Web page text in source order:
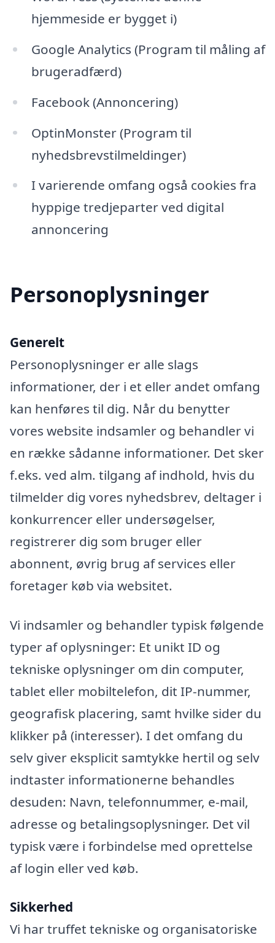
hjemmeside er bygget i)
Google Analytics (Program til måling af
brugeradfærd)
Facebook (Annoncering)
OptinMonster (Program til
nyhedsbrevstilmeldinger)
I varierende omfang også cookies fra
hyppige tredjeparter ved digital
annoncering
Personoplysninger
Generelt
Personoplysninger er alle slags
informationer, der i et eller andet omfang
kan henføres til dig. Når du benytter
vores website indsamler og behandler vi
en række sådanne informationer. Det sker
f.eks. ved alm. tilgang af indhold, hvis du
tilmelder dig vores nyhedsbrev, deltager i
konkurrencer eller undersøgelser,
registrerer dig som bruger eller
abonnent, øvrig brug af services eller
foretager køb via websitet.
Vi indsamler og behandler typisk følgende
typer af oplysninger: Et unikt ID og
tekniske oplysninger om din computer,
tablet eller mobiltelefon, dit IP-nummer,
geografisk placering, samt hvilke sider du
klikker på (interesser). I det omfang du
selv giver eksplicit samtykke hertil og selv
indtaster informationerne behandles
desuden: Navn, telefonnummer, e-mail,
adresse og betalingsoplysninger. Det vil
typisk være i forbindelse med oprettelse
af login eller ved køb.
Sikkerhed
Vi har truffet tekniske og organisatoriske